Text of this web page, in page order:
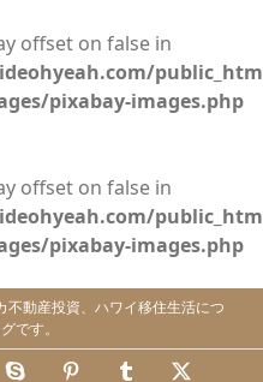
offset on false in
pixabay-images.php
offset on false in
pixabay-images.php
不動産投資、ハワイ移住生活につ
です。
Skype Pinterest Tumblr